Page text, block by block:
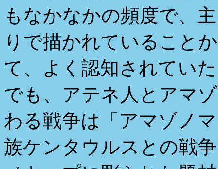
もなかなかの頻度で、
りで描かれていること
て、よく認知されてい
でも、アテネ人とアマ
わる戦争は「アマゾノ
族ケンタウルスとの戦